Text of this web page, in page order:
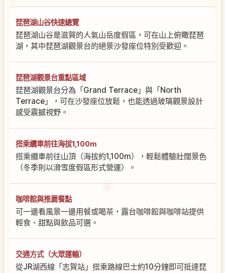
琵琶湖山谷快速總覽
琵琶湖山谷是滋賀的人氣山岳度假區，可在山上俯瞰琵琶
湖，其中琵琶湖觀景台的絕景沙發座位特別受歡迎。
琵琶湖觀景台重點區域
琵琶湖觀景台分為「Grand Terrace」與「North
Terrace」，可在沙發座位放鬆，也能透過玻璃觀景設計
感受震撼視野。
搭乘纜車前往海拔1,100m
搭乘纜車前往山頂（海拔約1,100m），輕鬆體驗壯闊景色
（冬季則以滑雪度假區形式營運）。
咖啡館與推薦餐點
可一邊看風景一邊用餐或喝茶，露台咖啡館與咖啡站提供
輕食、甜點與飲品可選。
交通方式（大眾運輸）
從JR湖西線「志賀站」搭乘路線巴士約10分鐘即可抵達琵